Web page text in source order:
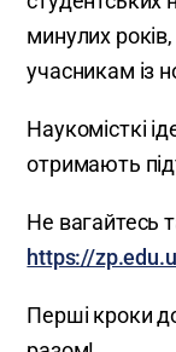
минулих
учасникам із
Наукомісткі
отримають
Не вагайтесь
https://
Перші кроки